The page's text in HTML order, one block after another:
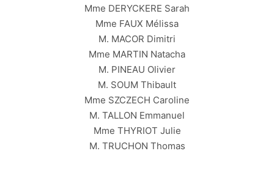
Mme DERYCKERE Sarah
Mme FAUX Mélissa
M. MACOR Dimitri
Mme MARTIN Natacha
M. PINEAU Olivier
M. SOUM Thibault
Mme SZCZECH Caroline
M. TALLON Emmanuel
Mme THYRIOT Julie
M. TRUCHON Thomas